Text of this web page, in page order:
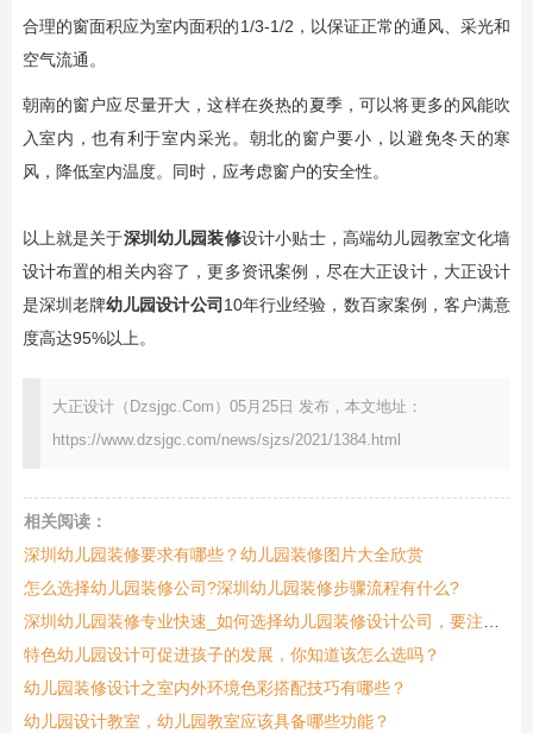
合理的窗面积应为室内面积的1/3-1/2，以保证正常的通风、采光和
空气流通。
朝南的窗户应尽量开大，这样在炎热的夏季，可以将更多的风能吹
入室内，也有利于室内采光。朝北的窗户要小，以避免冬天的寒
风，降低室内温度。同时，应考虑窗户的安全性。
以上就是关于深圳幼儿园装修设计小贴士，高端幼儿园教室文化墙
设计布置的相关内容了，更多资讯案例，尽在大正设计，大正设计
是深圳老牌幼儿园设计公司 10年行业经验，数百家案例，客户满意
度高达95%以上。
大正设计（Dzsjgc.Com）05月25日 发布，本文地址：
https://www.dzsjgc.com/news/sjzs/2021/1384.html
相关阅读：
深圳幼儿园装修要求有哪些？幼儿园装修图片大全欣赏
怎么选择幼儿园装修公司?深圳幼儿园装修步骤流程有什么?
深圳幼儿园装修专业快速_如何选择幼儿园装修设计公司，要注意那些？
特色幼儿园设计可促进孩子的发展，你知道该怎么选吗？
幼儿园装修设计之室内外环境色彩搭配技巧有哪些？
幼儿园设计教室，幼儿园教室应该具备哪些功能？